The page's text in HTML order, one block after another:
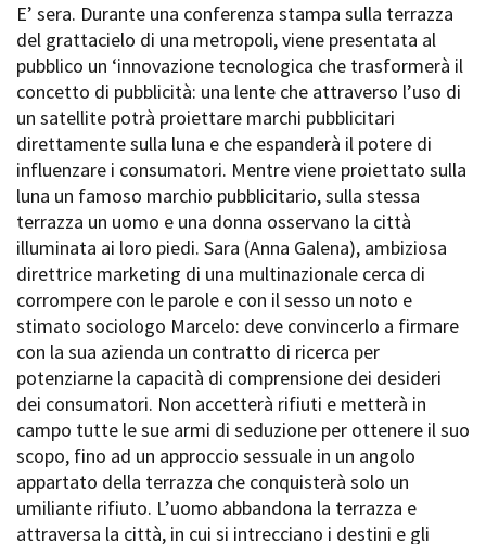
Sala Paolo Tenna
FILM FUNDS
Piemonte Film Tv Fund
Piemonte Film Tv
Development Fund
Piemonte Doc Film Fund
Short Film Fund
PRODUCTION GUIDE
Società di produzione
Strutture di servizio
Professionisti
Attrici-Attori
Beginners
LOCATION GUIDE
FILM DATABASE
Biografilm Festival - Bio to B
Industry Days
Locarno Film Festival
Mostra Internazionale d’Arte
Cinematografica Venezia
Toronto International Film
Festival
Festa del Cinema di Roma
Torino Film Festival
David di Donatello
Nastri d’Argento
Premio Solinas
STRUMENTI
Location - Accedi al tuo
profilo
Location - Nuovo utente
Newsletter
Lavora con noi
Stage - Tirocini - Scuola e
Lavoro
Elenco Operatori Economici
E’ sera. Durante una conferenza stampa sulla terrazza
del grattacielo di una metropoli, viene presentata al
pubblico un ‘innovazione tecnologica che trasformerà il
concetto di pubblicità: una lente che attraverso l’uso di
un satellite potrà proiettare marchi pubblicitari
direttamente sulla luna e che espanderà il potere di
influenzare i consumatori. Mentre viene proiettato sulla
luna un famoso marchio pubblicitario, sulla stessa
terrazza un uomo e una donna osservano la città
illuminata ai loro piedi. Sara (Anna Galena), ambiziosa
direttrice marketing di una multinazionale cerca di
corrompere con le parole e con il sesso un noto e
stimato sociologo Marcelo: deve convincerlo a firmare
con la sua azienda un contratto di ricerca per
potenziarne la capacità di comprensione dei desideri
dei consumatori. Non accetterà rifiuti e metterà in
campo tutte le sue armi di seduzione per ottenere il suo
scopo, fino ad un approccio sessuale in un angolo
appartato della terrazza che conquisterà solo un
umiliante rifiuto. L’uomo abbandona la terrazza e
attraversa la città, in cui si intrecciano i destini e gli